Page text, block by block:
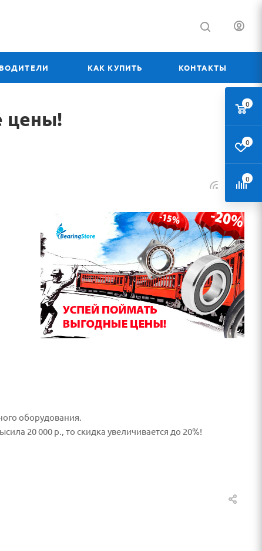
КАК КУПИТЬ КОНТАКТЫ
цены!
оборудования.
20 000 р., то скидка увеличивается до 20%!
0
0
0